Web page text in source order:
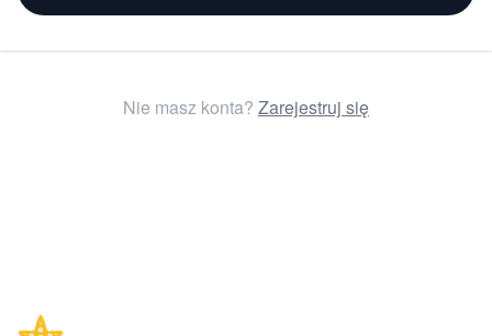
Nie masz konta? Zarejestruj się